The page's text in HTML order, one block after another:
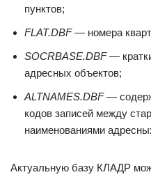
пунктов;
FLAT.DBF— номера
SOCRBASE.DBF—
адресных объектов;
ALTNAMES.DBF—
кодов записей между
наименованиями
Актуальную базу КЛАДР